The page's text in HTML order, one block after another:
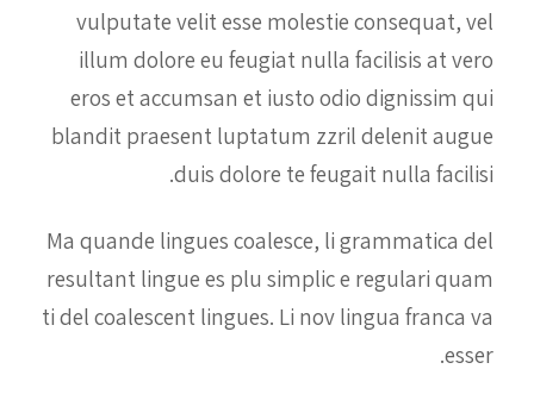
vulputate velit esse molestie consequat, vel
illum dolore eu feugiat nulla facilisis at vero
eros et accumsan et iusto odio dignissim qui
blandit praesent luptatum zzril delenit augue
duis dolore te feugait nulla facilisi.
Ma quande lingues coalesce, li grammatica del
resultant lingue es plu simplic e regulari quam
ti del coalescent lingues. Li nov lingua franca va
esser.